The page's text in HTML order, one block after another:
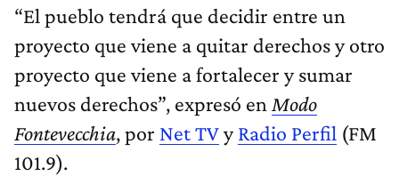
“El pueblo tendrá que decidir entre un
proyecto que viene a quitar derechos y otro
proyecto que viene a fortalecer y sumar
nuevos derechos”, expresó en Modo
Fontevecchia, por Net TVyRadio Perfil (FM
101.9).